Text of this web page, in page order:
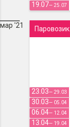
мар '21
19.07— 25.07
23.03— 29.03
30.03— 05.04
06.04— 12.04
13.04— 19.04